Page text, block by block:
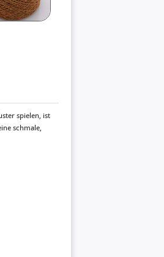
spielen, ist
schmale,